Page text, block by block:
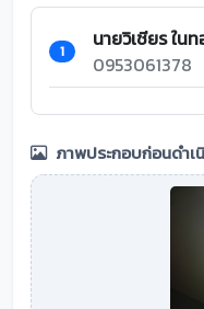
1 นายวิเชียร ในท
0953061378
ภาพประกอบก่อนดำเ